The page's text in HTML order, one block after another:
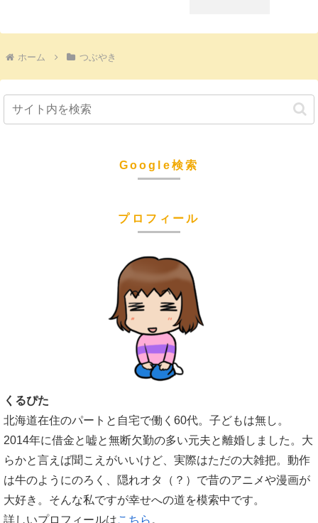
ホーム つぶやき
Google検索
プロフィール
くるぴた
北海道在住のパートと自宅で働く60代。子どもは無し。
2014年に借金と嘘と無断欠勤の多い元夫と離婚しました。大
らかと言えば聞こえがいいけど、実際はただの大雑把。動作
は牛のようにのろく、隠れオタ（？）で昔のアニメや漫画が
大好き。そんな私ですが幸せへの道を模索中です。
詳しいプロフィールはこちら 。